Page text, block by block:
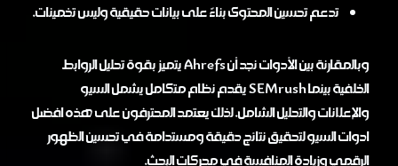
تدعم تحسين المحتوى بناءً على بيانات حقيقية وليس تخمينات.
وبالمقارنة بين الأدوات نجد أن Ahrefs يتميز بقوة تحليل الروابط
الخلفية بينما SEMrush يقدم نظام متكامل يشمل السيو
والإعلانات والتحليل الشامل. لذلك يعتمد المحترفون على هذه افضل
ادوات السيو لتحقيق نتائج دقيقة ومستدامة في تحسين الظهور
الرقمي وزيادة المنافسة في محركات البحث.